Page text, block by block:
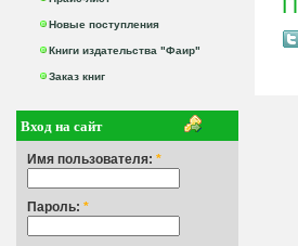
Новые поступления
Книги издательства "Фаир"
Заказ книг
Вход на сайт
Имя пользователя: *
Пароль: *